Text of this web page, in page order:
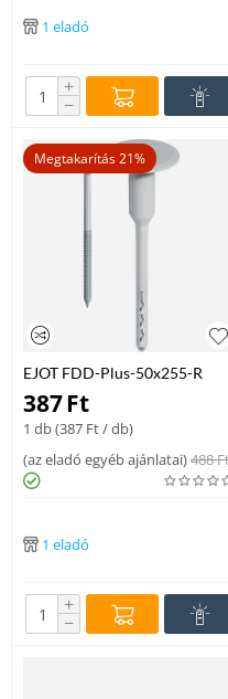
1 eladó
+
−
Megtakarítás 21%
EJOT FDD-Plus-50x255-R
lapostető dűbel
387Ft
1 db (387 Ft/ db)
(az eladó egyéb ajánlatai)488
1 eladó
+
−